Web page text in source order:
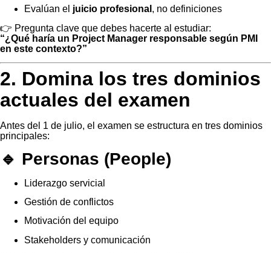
Evalúan el juicio profesional , no definiciones
👉 Pregunta clave que debes hacerte al estudiar:
“¿Qué haría un Project Manager responsable según PMI
en este contexto?”
2. Domina los tres dominios
actuales del examen
Antes del 1 de julio, el examen se estructura en tres dominios
principales:
🔹 Personas (People)
Liderazgo servicial
Gestión de conflictos
Motivación del equipo
Stakeholders y comunicación